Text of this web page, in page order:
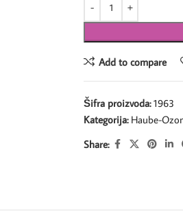
Add to compare
Šifra proizvoda:1963
Kategorija: Haube-
Share: